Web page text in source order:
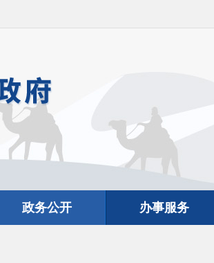
政务公开 办事服务